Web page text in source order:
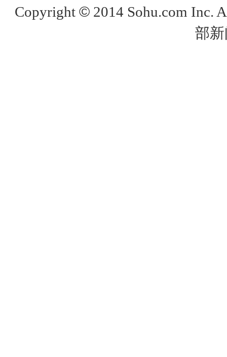
Copyright ©2014 Sohu.com Inc.
部